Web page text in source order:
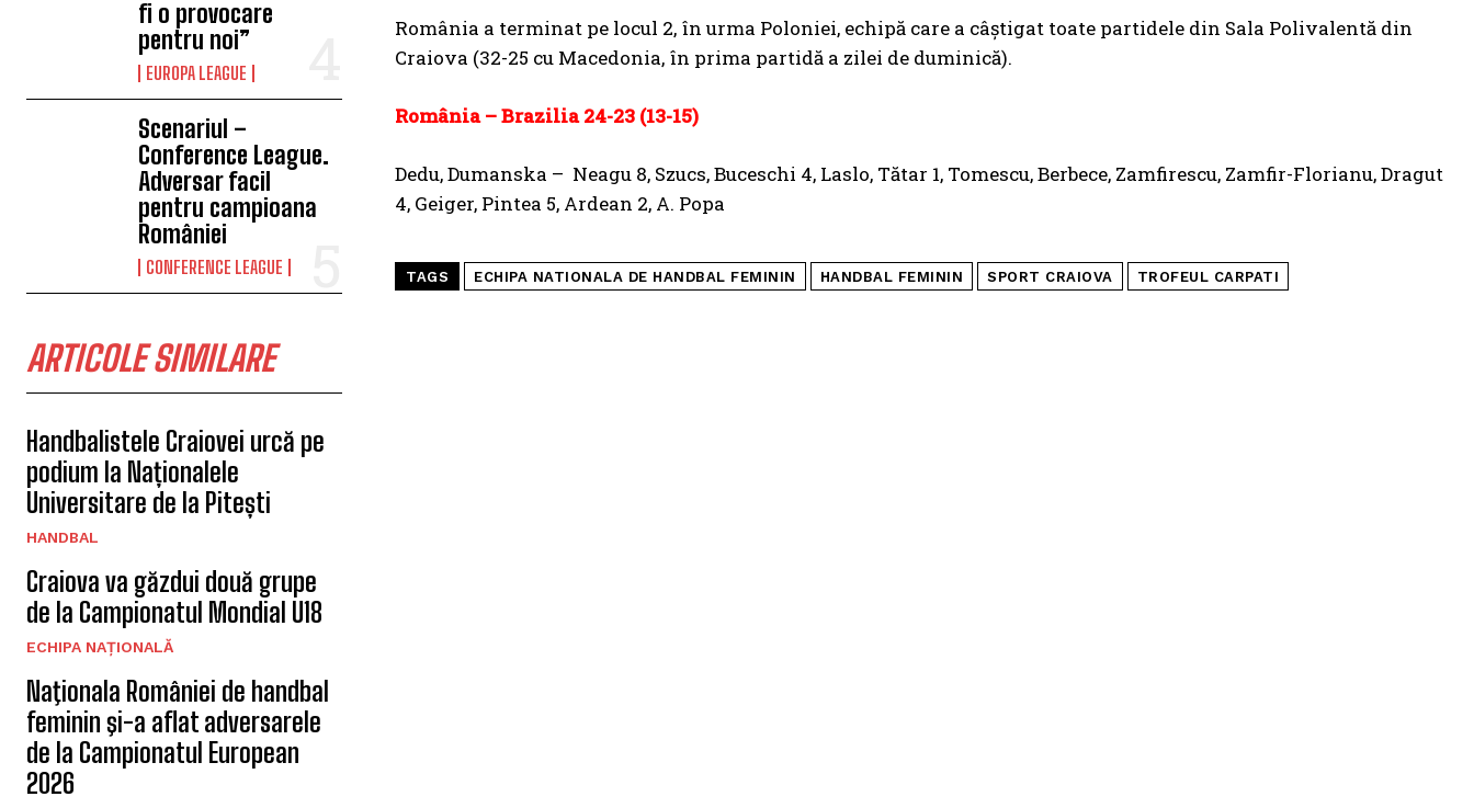
fi o provocare
pentru noi”
EUROPA LEAGUE
Scenariul –
Conference League.
Adversar facil
pentru campioana
României
CONFERENCE LEAGUE
ARTICOLE SIMILARE
Handbalistele Craiovei urcă pe
podium la Naționalele
Universitare de la Pitești
HANDBAL
Craiova va găzdui două grupe
de la Campionatul Mondial U18
ECHIPA NAȚIONALĂ
Naţionala României de handbal
feminin şi-a aflat adversarele
de la Campionatul European
2026
România a terminat pe locul 2, în urma Poloniei, echipă care a câștigat toate partidele din Sala Polivalentă din
Craiova (32-25 cu Macedonia, în prima partidă a zilei de duminică).
România – Brazilia 24-23 (13-15)
Dedu, Dumanska – Neagu 8, Szucs, Buceschi 4, Laslo, Tătar 1, Tomescu, Berbece, Zamfirescu, Zamfir-Florianu, Dragut
4, Geiger, Pintea 5, Ardean 2, A. Popa
TAGS ECHIPA NATIONALA DE HANDBAL FEMININ HANDBAL FEMININ SPORT CRAIOVA TROFEUL CARPATI